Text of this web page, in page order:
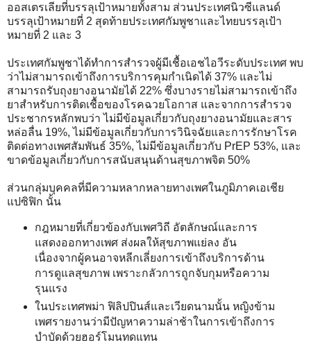
ออสเตรเลียที่บรรลุเป้าหมายทั้งสาม ส่วนประเทศนิวซีแลนด์
บรรลุเป้าหมายที่ 2 สุดท้ายประเทศกัมพูชาและไทยบรรลุเป้า
หมายที่ 2 และ 3
ประเทศกัมพูชาได้ทำการสำรวจผู้มีเชื้อเอชไอวีระดับประเทศ พบ
ว่าไม่สามารถเข้าถึงการบริการคุมกำเนิดได้ 37% และไม่
สามารถรับถุงยางอนามัยได้ 22% ซึ่งบางรายไม่สามารถเข้าถึง
ยาสำหรับการติดเชื้อของโรคฉวยโอกาส และจากการสำรวจ
ประชากรหลักพบว่า ไม่มีข้อมูลเกี่ยวกับถุงยางอนามัยและสาร
หล่อลื่น 19%, ไม่มีข้อมูลเกี่ยวกับการวินิจฉัยและการรักษาโรค
ติดต่อทางเพศสัมพันธ์ 35%, ไม่มีข้อมูลเกี่ยวกับ PrEP 53%, และ
ขาดข้อมูลเกี่ยวกับการสนับสนุนด้านสุขภาพจิต 50%
ส่วนกลุ่มบุคคลที่มีความหลากหลายทางเพศในภูมิภาคเอเชีย
แปซิฟิก นั้น
กฎหมายที่เกี่ยวข้องกับเพศวิถี อัตลักษณ์และการ
แสดงออกทางเพศ ส่งผลให้สุขภาพแย่ลง อัน
เนื่องจากผู้คนอาจหลีกเลี่ยงการเข้าถึงบริการด้าน
การดูแลสุขภาพ เพราะกลัวการถูกจับกุมหรือความ
รุนแรง
ในประเทศพม่า ฟิลิปปินส์และเวียดนามนั้น หญิงข้าม
เพศรายงานว่ามีปัญหาความล่าช้าในการเข้าถึงการ
บำบัดด้วยฮอร์โมนทดแทน